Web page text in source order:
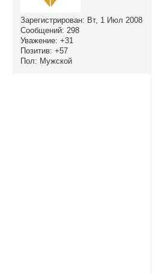
Зарегистрирован: Вт, 1 Июл 2008
Сообщений: 298
Уважение: +31
Позитив: +57
Пол: Мужской